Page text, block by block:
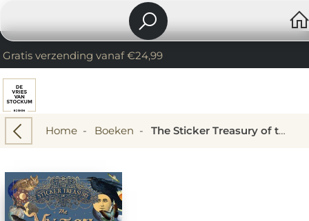
Gratis verzending vanaf €24,99
Home- Boeken - The Sticker Treasury of the Mystical and Esoteric